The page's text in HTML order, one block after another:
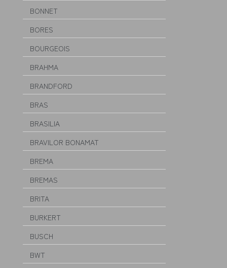
BONNET
BORES
BOURGEOIS
BRAHMA
BRANDFORD
BRAS
BRASILIA
BRAVILOR BONAMAT
BREMA
BREMAS
BRITA
BURKERT
BUSCH
BWT